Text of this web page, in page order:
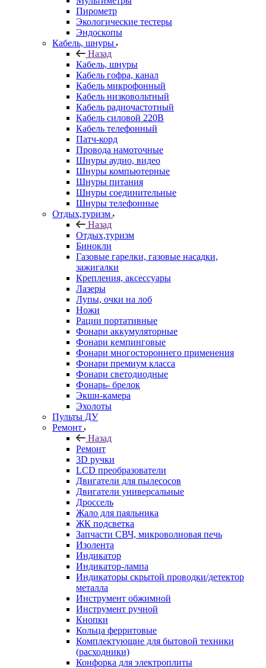
Пирометр
Экологические тестеры
Эндоскопы
Кабель, шнуры
Назад
Кабель, шнуры
Кабель гофра, канал
Кабель микрофонный
Кабель низковольтный
Кабель радиочастотный
Кабель силовой 220В
Кабель телефонный
Патч-корд
Провода намоточные
Шнуры аудио, видео
Шнуры компьютерные
Шнуры питания
Шнуры соединительные
Шнуры телефонные
Отдых,туризм
Назад
Отдых,туризм
Бинокли
Газовые гарелки, газовые насадки,
зажигалки
Крепления, аксессуары
Лазеры
Лупы, очки на лоб
Ножи
Рации портативные
Фонари аккумуляторные
Фонари кемпинговые
Фонари многостороннего применения
Фонари премиум класса
Фонари светодиодные
Фонарь- брелок
Экшн-камера
Эхолоты
Пульты ДУ
Ремонт
Назад
Ремонт
3D ручки
LCD преобразователи
Двигатели для пылесосов
Двигатели универсальные
Дроссель
Жало для паяльника
ЖК подсветка
Запчасти СВЧ, микроволновая печь
Изолента
Индикатор
Индикатор-лампа
Индикаторы скрытой проводки/детектор
металла
Инструмент обжимной
Инструмент ручной
Кнопки
Кольца ферритовые
Комплектующие для бытовой техники
(расходники)
Конфорка для электроплиты